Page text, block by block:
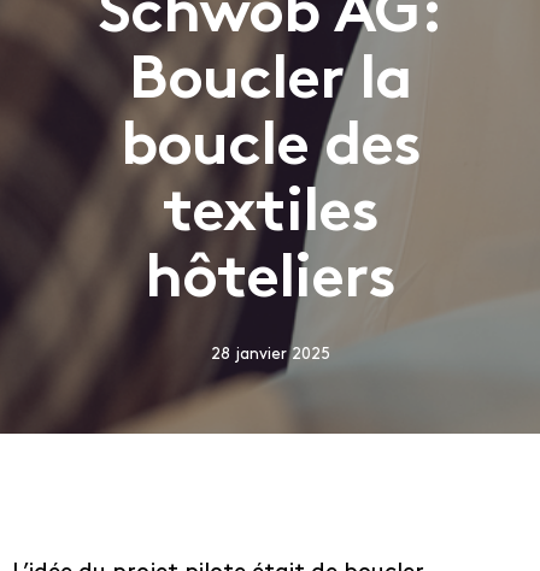
Schwob AG:
Boucler la
boucle des
textiles
hôteliers
28 janvier 2025